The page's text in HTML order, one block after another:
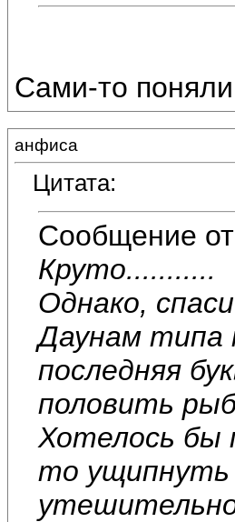
Сами-то
анфиса
Цитата:
Сообщение от
Круто...........
Однако,
Даунам типа
последняя
половить
Хотелось бы
то ущипнуть